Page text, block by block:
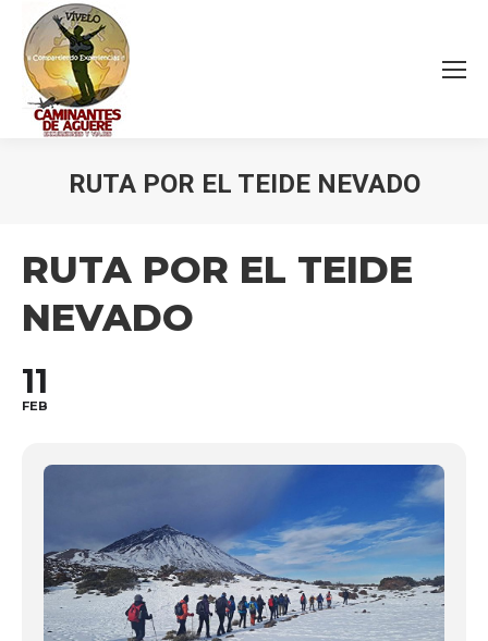
RUTA POR EL TEIDE NEVADO
RUTA POR EL TEIDE
NEVADO
11
FEB